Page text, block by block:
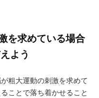
を求めている場合
よう
粗大運動の刺激を求めて
ことで落ち着かせること